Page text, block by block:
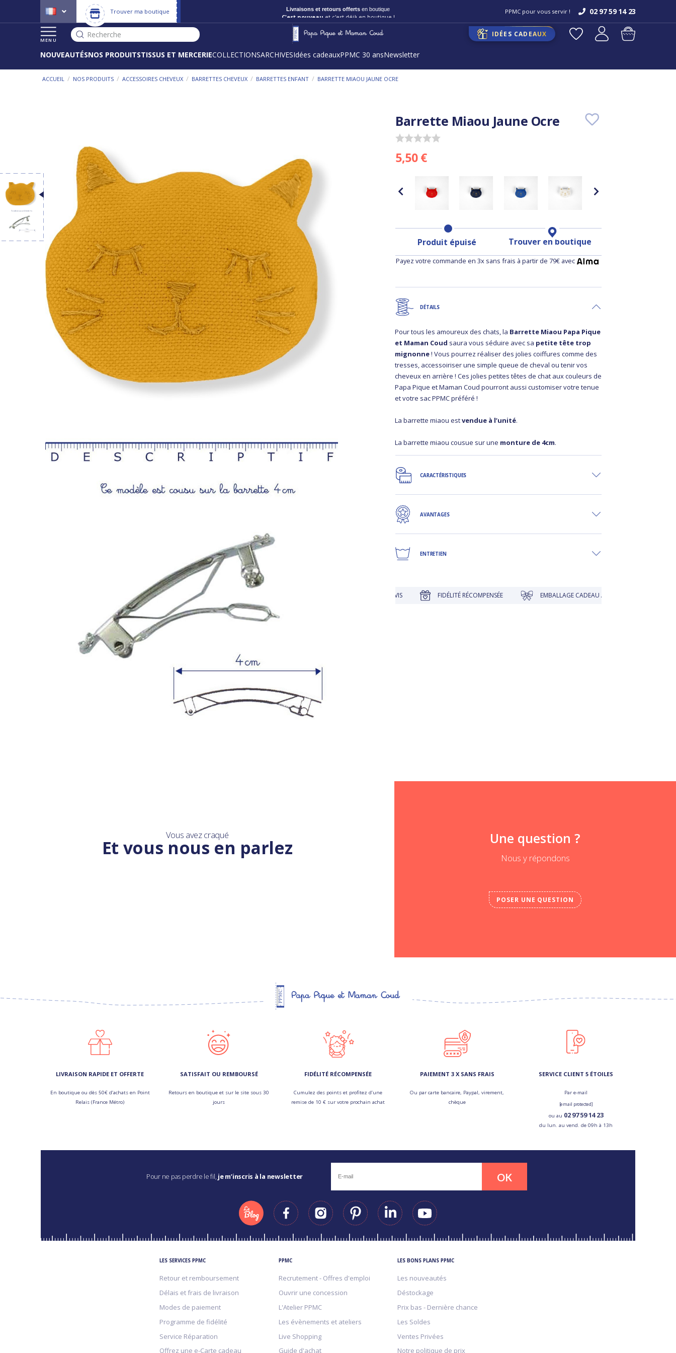
Trouver ma boutique Livraisons et retours offerts en boutique
C'est nouveau et c'est déjà en boutique !
PPMC pour vous servir ! 02 97 59 14 23
MENU
Recherche IDÉES CADEAUX
NOUVEAUTÉSNOS PRODUITSTISSUS ET MERCERIECOLLECTIONSARCHIVESIdées cadeauxPPMC 30 ansNewsletter
ACCUEIL / NOS PRODUITS / ACCESSOIRES CHEVEUX / BARRETTES CHEVEUX / BARRETTES ENFANT / BARRETTE MIAOU JAUNE OCRE
Barrette Miaou Jaune Ocre
5,50 €
Produit épuisé Trouver en boutique
Payez votre commande en 3x sans frais à partir de 79€ avec
DÉTAILS
Pour tous les amoureux des chats, la Barrette Miaou Papa Pique
et Maman Coud saura vous séduire avec sa petite tête trop
mignonne! Vous pourrez réaliser des jolies coiffures comme des
tresses, accessoiriser une simple queue de cheval ou tenir vos
cheveux en arrière ! Ces jolies petites têtes de chat aux couleurs de
Papa Pique et Maman Coud pourront aussi customiser votre tenue
et votre sac PPMC préféré !
La barrette miaou estvendue à l’unité.
La barrette miaou cousue sur une monture de 4cm.
CARACTÉRISTIQUES
AVANTAGES
ENTRETIEN
LIVRAISON OFFERTE EN BOUTIQUE FIDÉLITÉ RÉCOMPENSÉE EMBALLAGE CADEAU À PRIX DOUX
Vous avez craqué
Et vous nous en parlez Une question ?
Nous y répondons
POSER UNE QUESTION
LIVRAISON RAPIDE ET OFFERTE
En boutique ou dès 50€ d’achats en Point
Relais (France Métro)
SATISFAIT OU REMBOURSÉ
Retours en boutique et sur le site sous 30
jours
FIDÉLITÉ RÉCOMPENSÉE
Cumulez des points et profitez d’une
remise de 10 € sur votre prochain achat
PAIEMENT 3 X SANS FRAIS
Ou par carte bancaire, Paypal, virement,
chèque
SERVICE CLIENT 5 ÉTOILES
Par e-mail
[email protected]
ou au 02 97 59 14 23
du lun. au vend. de 09h à 13h
Pour ne pas perdre le fil, je m’inscris à la newsletter OK
LES SERVICES PPMC
Retour et remboursement
Délais et frais de livraison
Modes de paiement
Programme de fidélité
Service Réparation
Offrez une e-Carte cadeau
PPMC
Recrutement - Offres d'emploi
Ouvrir une concession
L'Atelier PPMC
Les évènements et ateliers
Live Shopping
Guide d'achat
LES BONS PLANS PPMC
Les nouveautés
Déstockage
Prix bas - Dernière chance
Les Soldes
Ventes Privées
Notre politique de prix